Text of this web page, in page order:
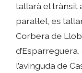
tallarà el trànsit
paral·lel, es
Corbera de
l’avinguda de